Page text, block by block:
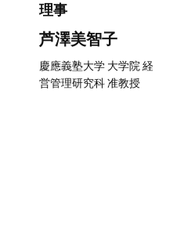
理事
芦澤美智子
慶應義塾大学 大学院 経
営管理研究科 准教授